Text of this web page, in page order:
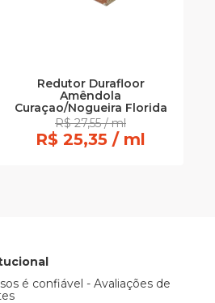
Redutor Durafloor
Amêndola
Curaçao/Nogueira Florida
R$ 27,55 / ml
R$ 25,35 / ml
é confiável - Avaliações de